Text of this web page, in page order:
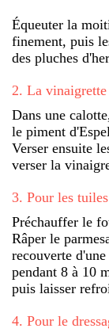
Équeuter la
finement, puis
des pluches
2. La vinaigrette
Dans une
le piment
Verser ensuite
verser la
3. Pour les tuiles
Préchauffer le
Râper le
recouverte
pendant 8 à 10
puis laisser
4. Pour le